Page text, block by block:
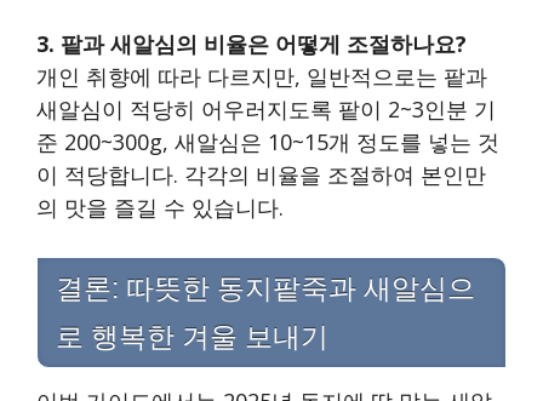
3. 팥과 새알심의 비율은 어떻게 조절하나요?
개인 취향에 따라 다르지만, 일반적으로는 팥과
새알심이 적당히 어우러지도록 팥이 2~3인분 기
준 200~300g, 새알심은 10~15개 정도를 넣는 것
이 적당합니다. 각각의 비율을 조절하여 본인만
의 맛을 즐길 수 있습니다.
결론: 따뜻한 동지팥죽과 새알심으
로 행복한 겨울 보내기